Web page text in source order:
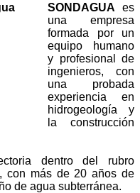
SONDAGUA es
una empresa
formada por un
equipo humano
y profesional de
ingenieros, con
una probada
experiencia en
hidrogeología y
la construcción
dentro del rubro
con más de 20 años de
de agua subterránea.